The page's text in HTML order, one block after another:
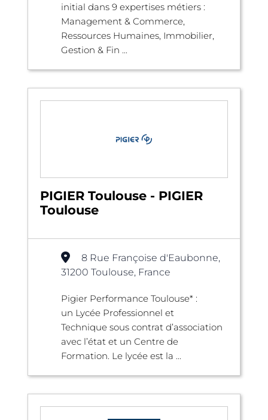
initial dans 9 expertises métiers :
Management & Commerce,
Ressources Humaines, Immobilier,
Gestion & Fin ...
PIGIER Toulouse - PIGIER
Toulouse
8 Rue Françoise d'Eaubonne,
31200 Toulouse, France
Pigier Performance Toulouse* :
un Lycée Professionnel et
Technique sous contrat d’association
avec l’état et un Centre de
Formation. Le lycée est la ...